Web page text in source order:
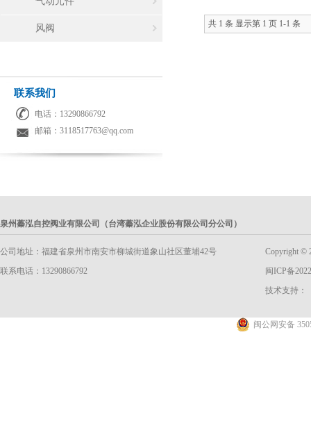
风阀
联系我们
电话：13290866792
邮箱：3118517763@qq.com
共 1 条 显示第 1 页 1-1 条
泉州蓁泓自控阀业有限公司（台湾蓁泓企业股份有限公司分公司）
公司地址：福建省泉州市南安市柳城街道象山社区董埔42号
联系电话：13290866792
Copyright ©
闽ICP备
技术支持：
闽公网安备